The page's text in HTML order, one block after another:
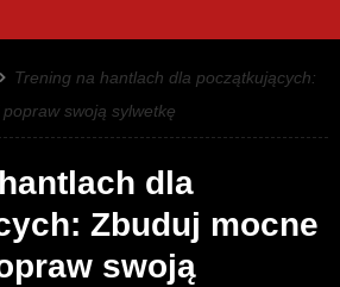
Trening na hantlach dla początkujących:
swoją sylwetkę
dla
Zbuduj mocne
swoją